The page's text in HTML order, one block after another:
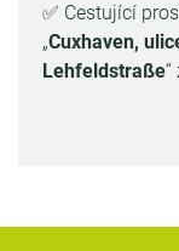
✅ Cestující
„Cuxhaven,
Lehfeldstraße“